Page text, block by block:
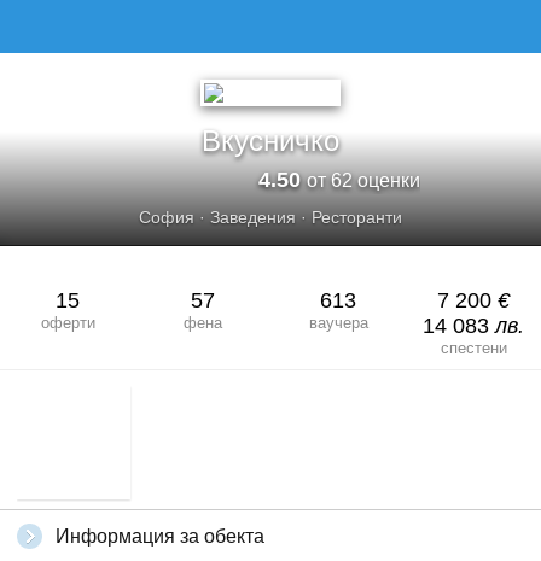
Вкусничко
4.50от 62 оценки
София · Заведения · Ресторанти
15
оферти
57
фена
613
ваучера
7 200 €
14 083лв.
спестени
Информация за обекта